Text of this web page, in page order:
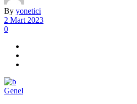
By yonetici
2 Mart 2023
0
Genel